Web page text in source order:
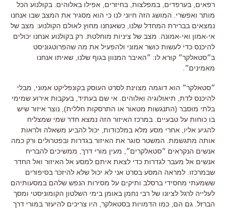
רפאים, בערפדים, במפלצות, בחיזרים, אפילו באלוהים. בקולנוע הכל
מותר ואפשרי. המושג הזה חיוני לנו כי הוא מסגיר את המצב שבו אנחנו
נמצאים בברירת המחדל שלנו, כשאנחנו מחוץ לאולם הקולנוע: מצב של
אי-אמון ואי-אמונה. מצב של ציניות מוחלטת. רק בקולנוע אנחנו יכולים
להיכנס כדי לעשות כושר אמוני ולהפעיל את מה שהפרוטגוניסט
ב״סטאלקר״ קורא לו: ״האיבר המנוון בגוף שלנו, שאיתו אנחנו
מאמינים״.
״סטאלקר״ הוא דוגמה מצוינת לסרט העוסק בקונפליקט אמוני, מבלי
להיכנס לדת, תיאולוגיה ואלוהים. אי שם בעתיד, בעקבות אירוע שמימי
בלתי מוסבר (התנגשות מטאור או התרסקות חללית), נוצר איזור שיש
בו כוחות על טבעיים. במרכז האיזור הזה נמצא חדר שמי שמצליח
להגיע אליו, אחרי מסע מלא במלכודות, יכול להביע משאלה ולראות
אותה מתגשמת. המשטר סוגר את האיזור בגדרות ובפטרולים ורק כמה
אנשים הנקראים ״סטאלקרים״, מעין מורי דרך, ממשיכים להבריח
אנשים אל מעבר לגדרות כדי לצאת איתם למסע אל האיזור ואל החדר
שבמרכזו. למראה המסע בסרט אני לא יכול שלא להיזכר בסיפורים
ששמעתי מחסידי ברסלב ותיקים על מסירות הנפש שלהם במסעותיהם
לעלייה לרגל לציונו של רבי נחמן באומן בימי השלטון הקומוניסטי ומסך
הברזל. גם הם, כמו הדמויות בסטאלקר, היו צריכים להיעזר במורי דרך